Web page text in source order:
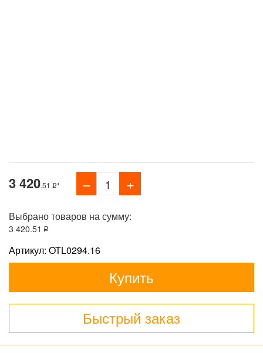
3 420.51 *
Выбрано товаров на сумму:
3 420.51
Артикул: OTL0294.16
Купить
Быстрый заказ